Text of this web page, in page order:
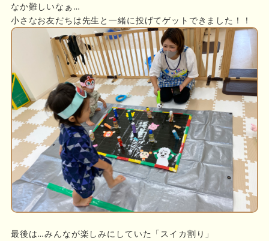
なか難しいなぁ…
小さなお友だちは先生と一緒に投げてゲットできました！！
最後は…みんなが楽しみにしていた「スイカ割り」